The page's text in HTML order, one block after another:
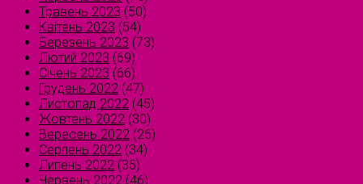
Травень 2023 (50)
Квітень 2023 (54)
Березень 2023 (73)
Лютий 2023 (69)
Січень 2023 (66)
Грудень 2022 (47)
Листопад 2022 (45)
Жовтень 2022 (30)
Вересень 2022 (26)
Серпень 2022 (34)
Липень 2022 (35)
Червень 2022 (46)